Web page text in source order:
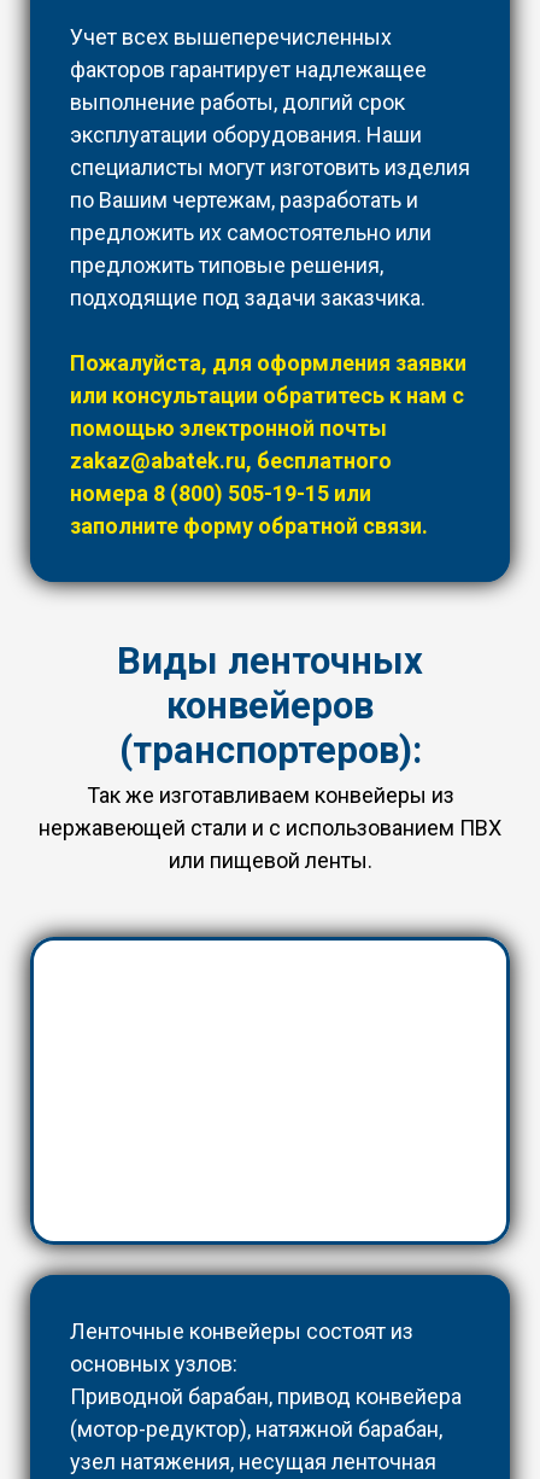
Учет всех вышеперечисленных
факторов гарантирует надлежащее
выполнение работы, долгий срок
эксплуатации оборудования. Наши
специалисты могут изготовить изделия
по Вашим чертежам, разработать и
предложить их самостоятельно или
предложить типовые решения,
подходящие под задачи заказчика.
Пожалуйста, для оформления заявки
или консультации обратитесь к нам с
помощью электронной почты
zakaz@abatek.ru, бесплатного
номера 8 (800) 505-19-15 или
заполните форму обратной связи.
Виды ленточных
конвейеров
(транспортеров):
Так же изготавливаем конвейеры из
нержавеющей стали и с использованием ПВХ
или пищевой ленты.
Ленточные конвейеры состоят из
основных узлов:
Приводной барабан, привод конвейера
(мотор-редуктор), натяжной барабан,
узел натяжения, несущая ленточная